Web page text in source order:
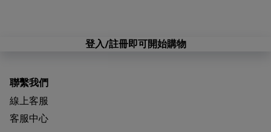
登入/註冊即可開始購物
聯繫我們
線上客服
客服中心